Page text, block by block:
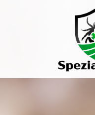
Navigation